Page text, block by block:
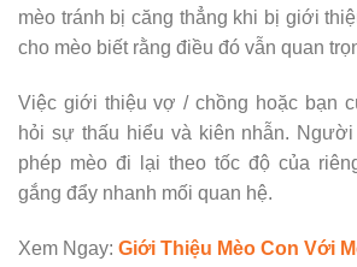
mèo tránh bị căng thẳng khi bị giới
cho mèo biết rằng điều đó vẫn quan
Việc giới thiệu vợ / chồng hoặc bạn
hỏi sự thấu hiểu và kiên nhẫn.
phép mèo đi lại theo tốc độ của
gắng đẩy nhanh mối quan hệ.
Xem Ngay: Giới Thiệu Mèo Con Với